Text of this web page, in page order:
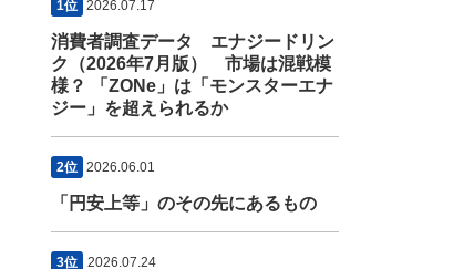
1位 2026.07.17
消費者調査データ エナジードリン
ク（2026年7月版） 市場は混戦模
様？ 「ZONe」は「モンスターエナ
ジー」を超えられるか
2位 2026.06.01
「円安上等」のその先にあるもの
3位 2026.07.24